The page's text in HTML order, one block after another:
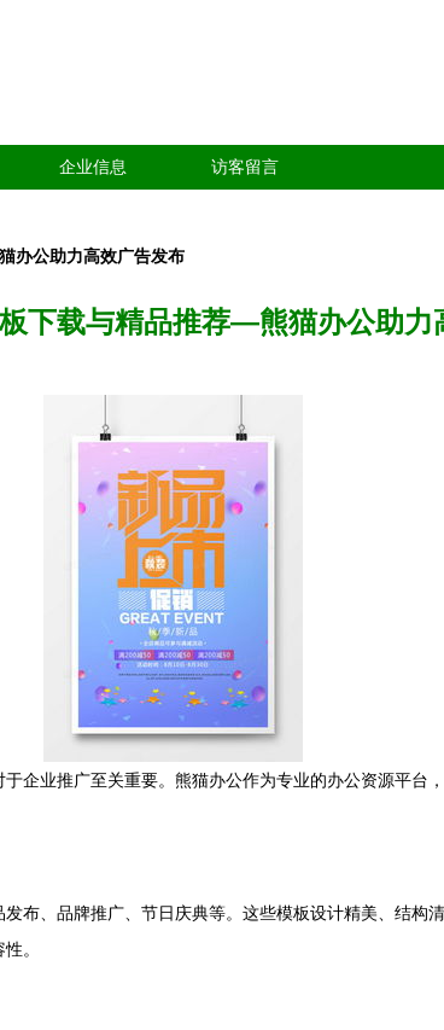
企业信息 访客留言
办公助力高效广告发布
下载与精品推荐—熊猫办公助力
企业推广至关重要。熊猫办公作为专业的办公资源平台
布、品牌推广、节日庆典等。这些模板设计精美、结构
。